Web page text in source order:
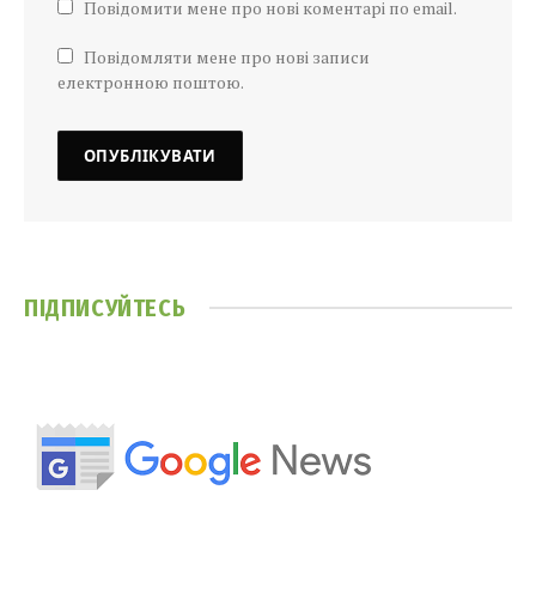
Повідомити мене про нові коментарі по email.
Повідомляти мене про нові записи
електронною поштою.
ПІДПИСУЙТЕСЬ